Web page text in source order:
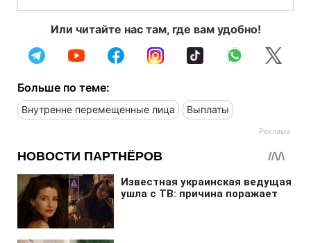
Или читайте нас там, где вам удобно!
Больше по теме:
Внутренне перемещенные лица Выплаты